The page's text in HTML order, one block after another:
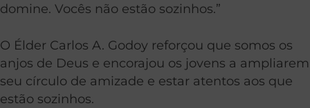
domine. Vocês não estão sozinhos.”
O Élder Carlos A. Godoy reforçou que somos os
anjos de Deus e encorajou os jovens a ampliarem
seu círculo de amizade e estar atentos aos que
estão sozinhos.